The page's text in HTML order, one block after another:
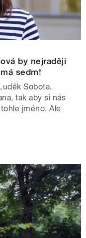
by nejraději
sedm!
Sobota.
tak aby si nás
jméno. Ale